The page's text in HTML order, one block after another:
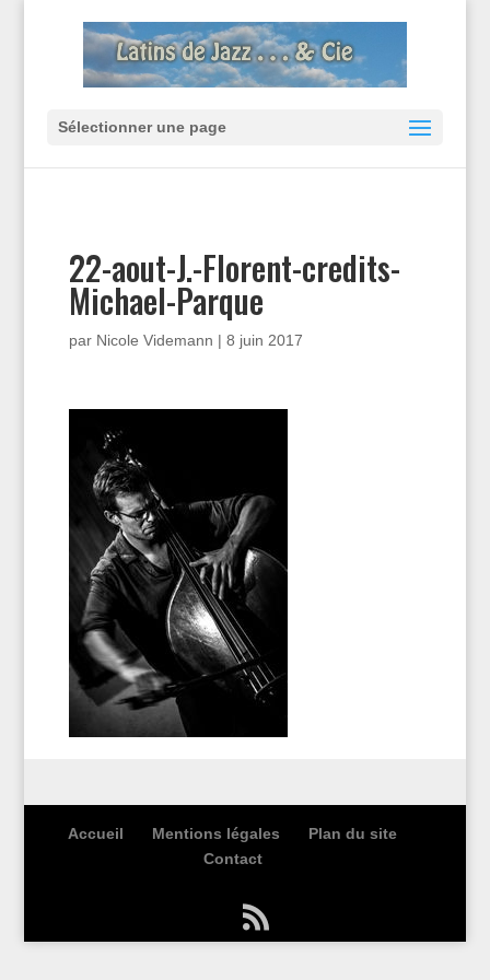
Sélectionner une page
22-aout-J.-Florent-credits-
Michael-Parque
par Nicole Videmann | 8 juin 2017
Accueil Mentions légales
Plan du site
Contact